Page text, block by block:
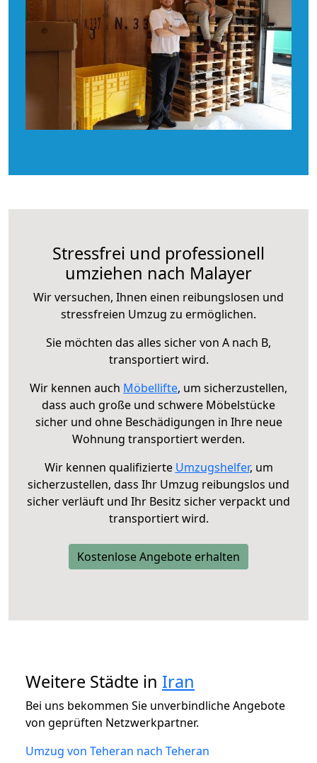
Stressfrei und professionell
umziehen nach Malayer
Wir versuchen, Ihnen einen reibungslosen und
stressfreien Umzug zu ermöglichen.
Sie möchten das alles sicher von A nach B,
transportiert wird.
Wir kennen auch Möbellifte, um sicherzustellen,
dass auch große und schwere Möbelstücke
sicher und ohne Beschädigungen in Ihre neue
Wohnung transportiert werden.
Wir kennen qualifizierte Umzugshelfer, um
sicherzustellen, dass Ihr Umzug reibungslos und
sicher verläuft und Ihr Besitz sicher verpackt und
transportiert wird.
Kostenlose Angebote erhalten
Weitere Städte in Iran
Bei uns bekommen Sie unverbindliche Angebote
von geprüften Netzwerkpartner.
Umzug von Teheran nach Teheran